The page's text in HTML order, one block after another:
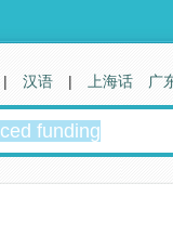
| 汉语 | 上海话 广